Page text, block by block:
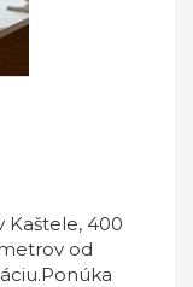
Kaštele, 400
od